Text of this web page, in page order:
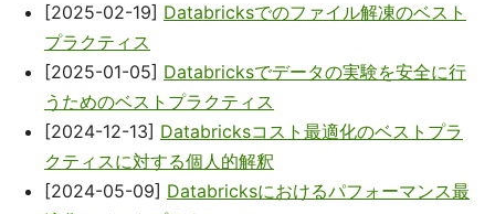
[2025-02-19] Databricksでのファイル解凍のベスト
プラクティス
[2025-01-05] Databricksでデータの実験を安全に行
うためのベストプラクティス
[2024-12-13] Databricksコスト最適化のベストプラ
クティスに対する個人的解釈
[2024-05-09] Databricksにおけるパフォーマンス最